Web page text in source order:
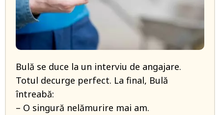
Bulă se duce la un interviu de angajare.
Totul decurge perfect. La final, Bulă
întreabă:
– O singură nelămurire mai am.